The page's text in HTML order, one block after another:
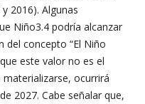
2016). Algunas
Niño3.4 podría alcanzar
del concepto “El Niño
este valor no es el
ocurrirá
2027. Cabe señalar que,